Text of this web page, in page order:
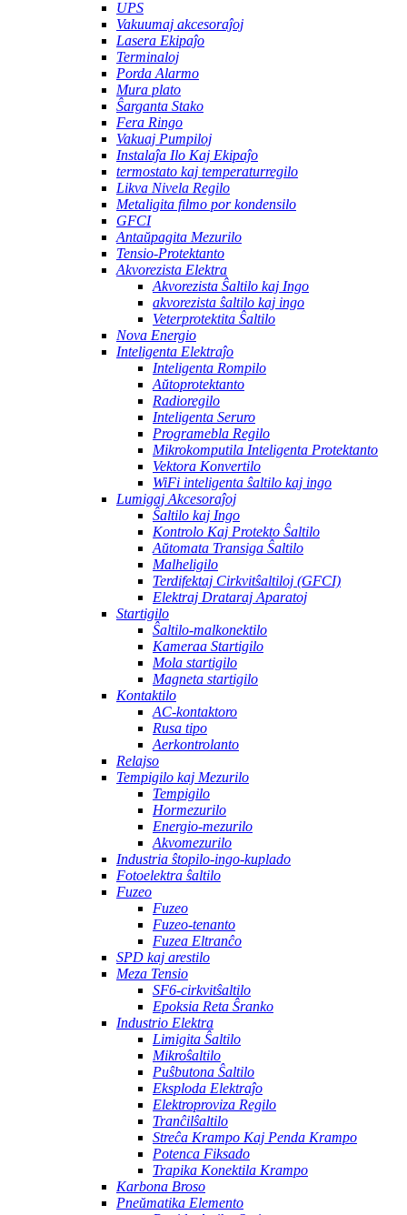
UPS
Vakuumaj akcesoraĵoj
Lasera Ekipaĵo
Terminaloj
Porda Alarmo
Mura plato
Ŝarganta Stako
Fera Ringo
Vakuaj Pumpiloj
Instalaĵa Ilo Kaj Ekipaĵo
termostato kaj temperaturregilo
Likva Nivela Regilo
Metaligita filmo por kondensilo
GFCI
Antaŭpagita Mezurilo
Tensio-Protektanto
Akvorezista Elektra
Akvorezista Ŝaltilo kaj Ingo
akvorezista ŝaltilo kaj ingo
Veterprotektita Ŝaltilo
Nova Energio
Inteligenta Elektraĵo
Inteligenta Rompilo
Aŭtoprotektanto
Radioregilo
Inteligenta Seruro
Programebla Regilo
Mikrokomputila Inteligenta Protektanto
Vektora Konvertilo
WiFi inteligenta ŝaltilo kaj ingo
Lumigaj Akcesoraĵoj
Ŝaltilo kaj Ingo
Kontrolo Kaj Protekto Ŝaltilo
Aŭtomata Transiga Ŝaltilo
Malheligilo
Terdifektaj Cirkvitŝaltiloj (GFCI)
Elektraj Drataraj Aparatoj
Startigilo
Ŝaltilo-malkonektilo
Kameraa Startigilo
Mola startigilo
Magneta startigilo
Kontaktilo
AC-kontaktoro
Rusa tipo
Aerkontrolanto
Relajso
Tempigilo kaj Mezurilo
Tempigilo
Hormezurilo
Energio-mezurilo
Akvomezurilo
Industria ŝtopilo-ingo-kuplado
Fotoelektra ŝaltilo
Fuzeo
Fuzeo
Fuzeo-tenanto
Fuzea Eltranĉo
SPD kaj arestilo
Meza Tensio
SF6-cirkvitŝaltilo
Epoksia Reta Ŝranko
Industrio Elektra
Limigita Ŝaltilo
Mikroŝaltilo
Puŝbutona Ŝaltilo
Eksploda Elektraĵo
Elektroproviza Regilo
Tranĉilŝaltilo
Streĉa Krampo Kaj Penda Krampo
Potenca Fiksado
Trapika Konektila Krampo
Karbona Broso
Pneŭmatika Elemento